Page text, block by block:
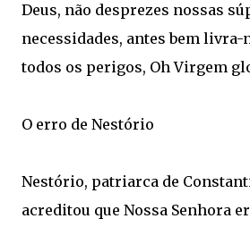
Deus, não desprezes nossas
necessidades, antes bem livra-
todos os perigos, Oh Virgem
O erro de Nestório
Nestório, patriarca de
acreditou que Nossa Senhora